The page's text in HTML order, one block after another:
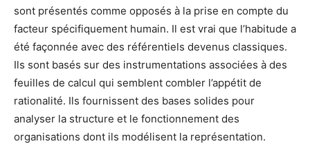
sont présentés comme opposés à la prise en compte du
facteur spécifiquement humain. Il est vrai que l’habitude a
été façonnée avec des référentiels devenus classiques.
Ils sont basés sur des instrumentations associées à des
feuilles de calcul qui semblent combler l’appétit de
rationalité. Ils fournissent des bases solides pour
analyser la structure et le fonctionnement des
organisations dont ils modélisent la représentation.